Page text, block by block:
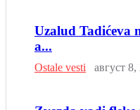
Uzalud Tadićeva
a...
Ostale vesti август 8,